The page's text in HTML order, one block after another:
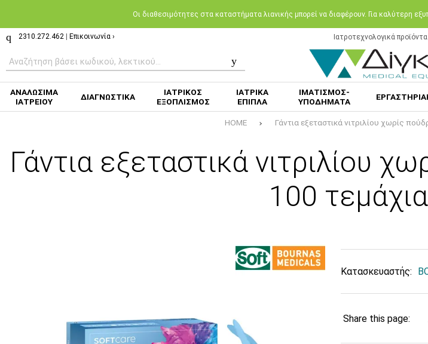
Oι διαθεσιμότητες στα καταστήματα λιανικής μπορεί να διαφέρουν. Για καλύτερη
2310.272.462 Επικοινωνία › Ιατροτεχνολογικά
ΑΝΑΛΩΣΙΜΑ
ΙΑΤΡΕΙΟΥ
ΔΙΑΓΝΩΣΤΙΚΑ
ΙΑΤΡΙΚΟΣ
ΕΞΟΠΛΙΣΜΟΣ
ΙΑΤΡΙΚΑ
ΕΠΙΠΛΑ
ΙΜΑΤΙΣΜΟΣ-
ΥΠΟΔΗΜΑΤΑ
HOME Γάντια εξεταστικά νιτριλίου χωρίς
Γάντια εξεταστικά νιτριλίου
100
Κατασκευαστής:
Share this page: